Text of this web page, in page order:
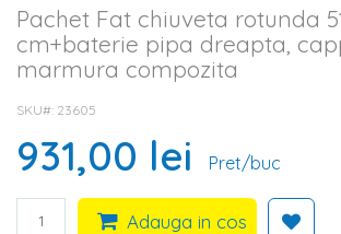
of
the
images
gallery
Pachet Fat chiuveta rotunda
cm+baterie pipa dreapta,
marmura compozita
SKU# 23605
931,00 lei Pret/buc
Adauga in cos